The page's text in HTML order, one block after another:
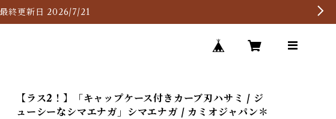
終更新日 2026/7/21
【ラス2！】「キャップケース付きカーブ刃ハサミ / ジ
ューシーなシマエナガ」シマエナガ / カミオジャパン＊